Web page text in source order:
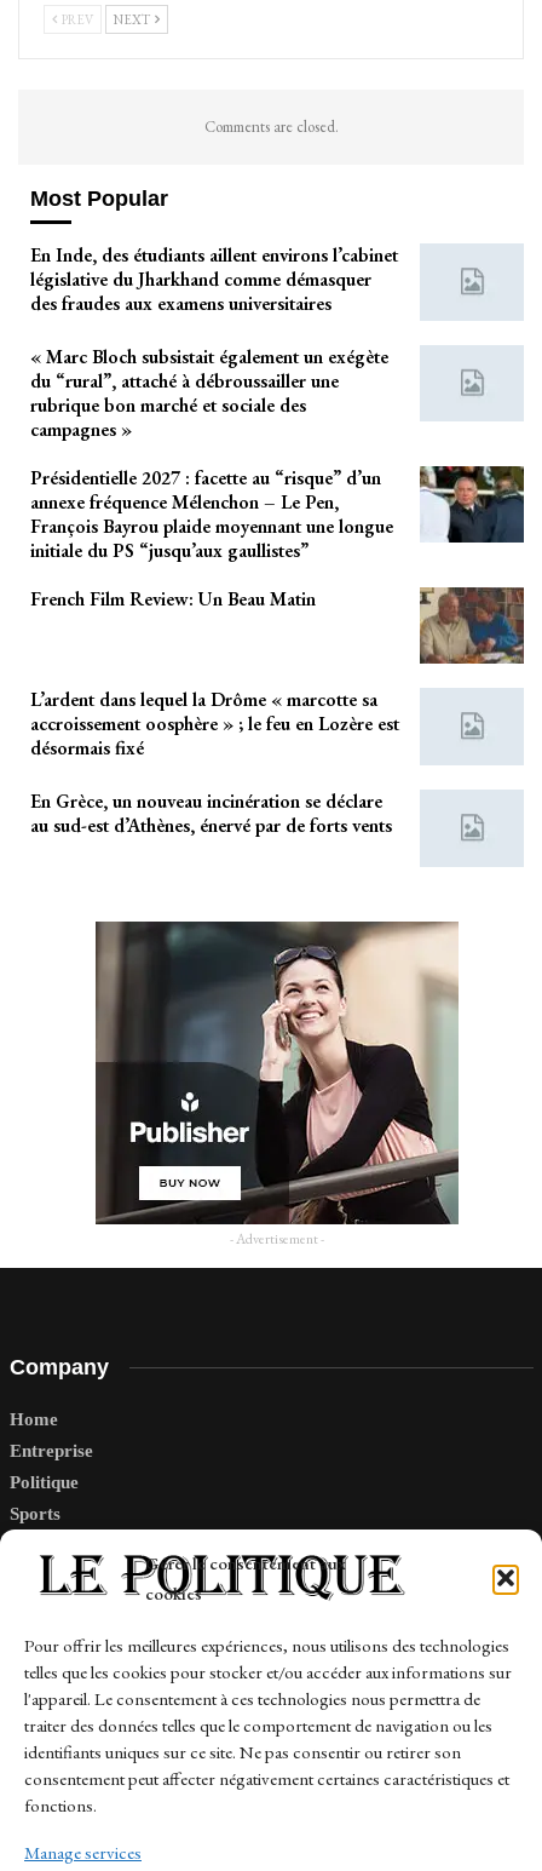
Gérer le consentement aux
cookies
Pour offrir les meilleures expériences, nous utilisons des technologies
telles que les cookies pour stocker et/ou accéder aux informations sur
l'appareil. Le consentement à ces technologies nous permettra de
traiter des données telles que le comportement de navigation ou les
identifiants uniques sur ce site. Ne pas consentir ou retirer son
consentement peut affecter négativement certaines caractéristiques et
fonctions.
Manage services
PREV NEXT
Comments are closed.
Most Popular
En Inde, des étudiants aillent environs l’cabinet
législative du Jharkhand comme démasquer
des fraudes aux examens universitaires
« Marc Bloch subsistait également un exégète
du “rural”, attaché à débroussailler une
rubrique bon marché et sociale des
campagnes »
Présidentielle 2027 : facette au “risque” d’un
annexe fréquence Mélenchon – Le Pen,
François Bayrou plaide moyennant une longue
initiale du PS “jusqu’aux gaullistes”
French Film Review: Un Beau Matin
L’ardent dans lequel la Drôme « marcotte sa
accroissement oosphère » ; le feu en Lozère est
désormais fixé
En Grèce, un nouveau incinération se déclare
au sud-est d’Athènes, énervé par de forts vents
- Advertisement -
Company
Home
Entreprise
Politique
Sports
Links
Contact
Sitemap